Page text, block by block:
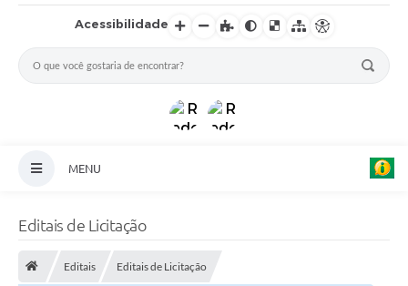
Acessibilidade
MENU
Editais de Licitação
Editais Editais de Licitação